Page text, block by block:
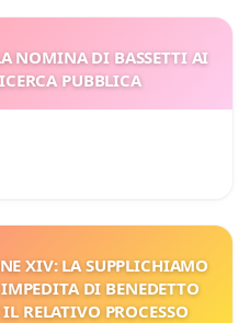
NOMINA DI BASSETTI AI
PUBBLICA
XIV: LA SUPPLICHIAMO
DI BENEDETTO
RELATIVO PROCESSO